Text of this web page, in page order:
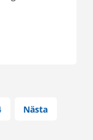
Nästa